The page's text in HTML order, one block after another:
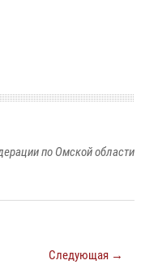
по Омской области
Следующая →